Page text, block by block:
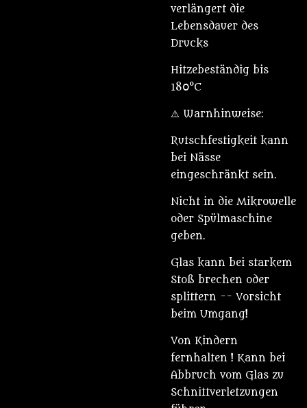
verlängert die
Lebensdauer des
Drucks
Hitzebeständig bis
180°C
⚠️ Warnhinweise:
Rutschfestigkeit kann
bei Nässe
eingeschränkt sein.
Nicht in die Mikrowelle
oder Spülmaschine
geben.
Glas kann bei starkem
Stoß brechen oder
splittern -- Vorsicht
beim Umgang!
Von Kindern
fernhalten ! Kann bei
Abbruch vom Glas zu
Schnittverletzungen